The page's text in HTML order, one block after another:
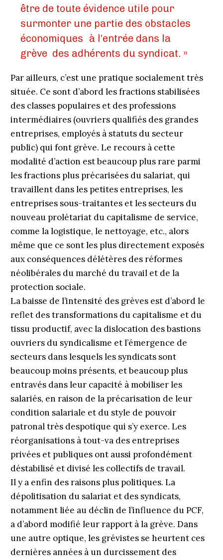
être de toute évidence utile pour
surmonter une partie des obstacles
économiques à l’entrée dans la
grève des adhérents du syndicat. »
Par ailleurs, c’est une pratique socialement très
située. Ce sont d’abord les fractions stabilisées
des classes populaires et des professions
intermédiaires (ouvriers qualifiés des grandes
entreprises, employés à statuts du secteur
public) qui font grève. Le recours à cette
modalité d’action est beaucoup plus rare parmi
les fractions plus précarisées du salariat, qui
travaillent dans les petites entreprises, les
entreprises sous-traitantes et les secteurs du
nouveau prolétariat du capitalisme de service,
comme la logistique, le nettoyage, etc., alors
même que ce sont les plus directement exposés
aux conséquences délétères des réformes
néolibérales du marché du travail et de la
protection sociale.
La baisse de l’intensité des grèves est d’abord le
reflet des transformations du capitalisme et du
tissu productif, avec la dislocation des bastions
ouvriers du syndicalisme et l’émergence de
secteurs dans lesquels les syndicats sont
beaucoup moins présents, et beaucoup plus
entravés dans leur capacité à mobiliser les
salariés, en raison de la précarisation de leur
condition salariale et du style de pouvoir
patronal très despotique qui s’y exerce. Les
réorganisations à tout-va des entreprises
privées et publiques ont aussi profondément
déstabilisé et divisé les collectifs de travail.
Il y a enfin des raisons plus politiques. La
dépolitisation du salariat et des syndicats,
notamment liée au déclin de l’influence du PCF,
a d’abord modifié leur rapport à la grève. Dans
une autre optique, les grévistes se heurtent ces
dernières années à un durcissement des